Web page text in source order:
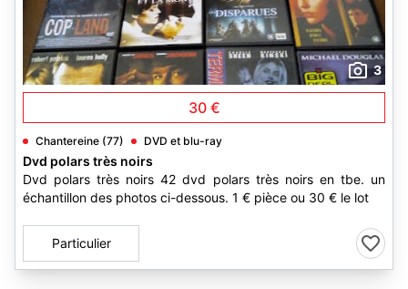
3
30 €
Chantereine (77) DVD et blu-ray
Dvd polars très noirs
Dvd polars très noirs 42 dvd polars très noirs en tbe. un
échantillon des photos ci-dessous. 1 € pièce ou 30 € le lot
Particulier